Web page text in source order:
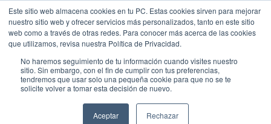
Este sitio web almacena cookies en tu PC. Estas cookies sirven para mejorar
nuestro sitio web y ofrecer servicios más personalizados, tanto en este sitio
web como a través de otras redes. Para conocer más acerca de las cookies
que utilizamos, revisa nuestra Política de Privacidad.
No haremos seguimiento de tu información cuando visites nuestro
sitio. Sin embargo, con el fin de cumplir con tus preferencias,
tendremos que usar solo una pequeña cookie para que no se te
solicite volver a tomar esta decisión de nuevo.
Aceptar Rechazar
Productos
Automatiza tu negocio